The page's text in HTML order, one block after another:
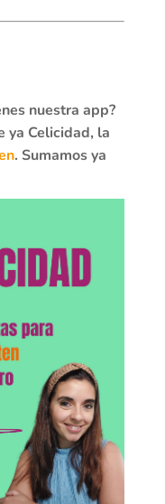
nuestra app?
ya Celicidad, la
. Sumamos ya